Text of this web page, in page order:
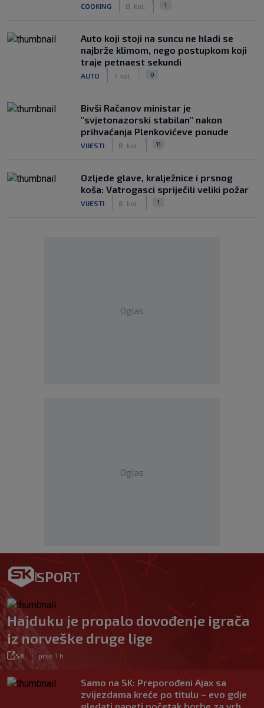
COOKING 8. kol. 1
Auto koji stoji na suncu ne hladi se
najbrže klimom, nego postupkom koji
traje petnaest sekundi
AUTO 7. kol. 0
Bivši Račanov ministar je
"svjetonazorski stabilan" nakon
prihvaćanja Plenkovićeve ponude
VIJESTI 8. kol. 11
Ozljede glave, kralježnice i prsnog
koša: Vatrogasci spriječili veliki požar
VIJESTI 8. kol. 1
Oglas
Oglas
SPORT
Hajduku je propalo dovođenje igrača
iz norveške druge lige
SK prije 1 h
Samo na SK: Preporođeni Ajax sa
zvijezdama kreće po titulu – evo gdje